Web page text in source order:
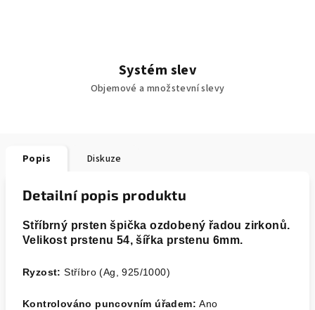
Systém slev
Objemové a množstevní slevy
Popis Diskuze
Detailní popis produktu
Stříbrný prsten špička ozdobený řadou zirkonů.
Velikost prstenu 54, šířka prstenu 6mm.
Ryzost:Stříbro (Ag, 925/1000)
Kontrolováno puncovním úřadem:Ano